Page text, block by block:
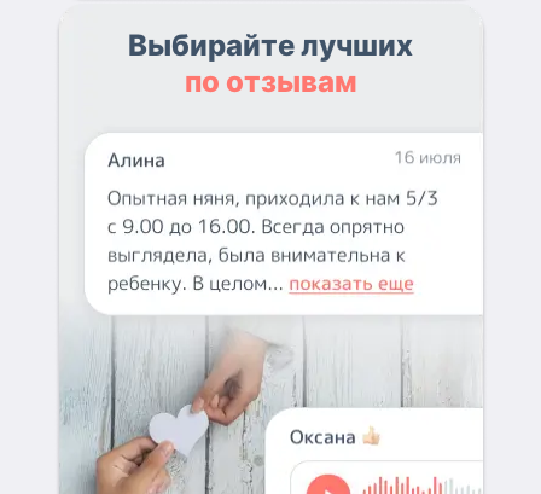
Выбирайте лучших
по отзывам